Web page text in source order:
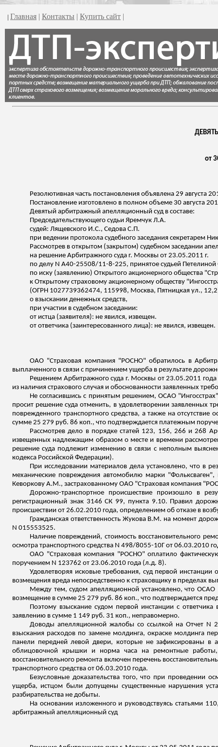
| Главная | Контакты | Купить сайт |
от
Резолютивная часть постановления объявлена 29 августа
Постановление изготовлено в полном объеме 30 августа
Девятый арбитражный апелляционный суд в составе:
Председательствующего судьи Яремчук Л.А.
судей: Лящевского И.С., Седова С.П.
при ведении протокола судебного заседания секретарем
Рассмотрев в открытом (закрытом) судебном заседании
на решение Арбитражного суда г. Москвы от 23.05.2011 г.
по делу N А40-25508/11-8-225, принятое судьей Петелиной
по иску (заявлению) Открытого акционерного общества
к Открытому страховому акционерному обществу
(ОГРН 1027739362474, 115998, Москва, Пятницкая ул.,
о взыскании денежных средств,
при участии в судебном заседании:
от истца (заявителя): не явился, извещен.
от ответчика (заинтересованного лица): не явился, извещен.
ОАО "Страховая компания "РОСНО" обратилось в
выплаченного в связи с причинением ущерба в результате
Решением Арбитражного суда г. Москвы от 23.05.2011
из наличия страхового случая и обоснованности заявленных
Не согласившись с принятым решением, ОСАО
просит решение суда отменить, в удовлетворении заявленных
поврежденного транспортного средства, а также на
сумме 25 279 руб. 86 коп., что подтверждается платежным
Рассмотрев дело в порядке статей 123, 156, 266 и 268
извещенных надлежащим образом о месте и времени
решение суда подлежит изменению в связи с неполным
кодекса Российской Федерации).
При исследовании материалов дела установлено, что в
механические повреждения автомобилю марки "Фольксваген",
Кеворкову А.М., застрахованному ОАО "Страховая компания
Дорожно-транспортное происшествие произошло в
регистрационный знак 3146 СК 99, пункта 9.10. Правил
происшествии от 26.02.2010 года, определением об отказе в
Гражданская ответственность Жукова В.М. на момент
N 015553525.
Наличие повреждений, стоимость восстановительного
осмотра транспортного средства N 498/8055-10Г от 06.03.2010
ОАО "Страховая компания "РОСНО"оплатило
поручением N 123762 от 23.06.2010 года (л.д. 8).
Удовлетворяя исковые требования, суд первой
возмещения вреда непосредственно к страховщику в пределах
Между тем, судом апелляционной установлено, что
возмещение в сумме 25 279 руб. 86 коп., что подтверждается
Поэтому взыскание судом первой инстанции с
заявлению в сумме 1 149 руб. 31 коп., неправомерно.
Доводы апелляционной жалобы со ссылкой на Отчет N
взыскания расходов по замене молдинга, окраске молдинга
панели передней левой двери, которые не зафиксированы в
облицовочной крышки и норма часа на ремонтные
восстановительного ремонта включен перечень
транспортного средства от 06.03.2010 года.
Безусловные доказательства того, что при проведении
ущерба, истцом были допущены существенные нарушения
разбирательства не добыты.
На основании изложенного и руководствуясь статьями
арбитражный апелляционный суд